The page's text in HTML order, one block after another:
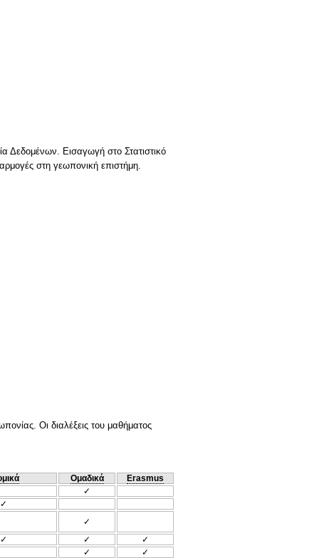
Δεδομένων. Εισαγωγή στο Στατιστικό
στη γεωπονική επιστήμη.
Οι διαλέξεις του μαθήματος
Ομαδικά
Erasmus
✓
✓
✓
✓
✓
✓
✓
✓